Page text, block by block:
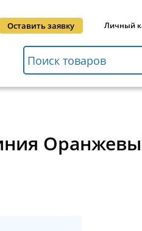
Оставить заявку Личный